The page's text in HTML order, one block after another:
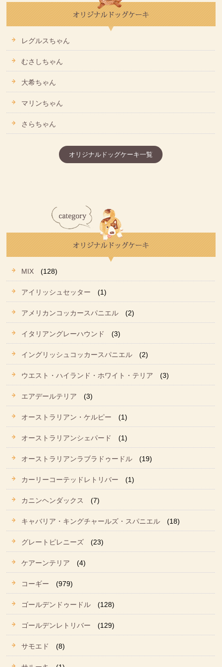
レグルスちゃん
むさしちゃん
大希ちゃん
マリンちゃん
さらちゃん
オリジナルドッグケーキ一覧
MIX (128)
アイリッシュセッター (1)
アメリカンコッカースパニエル (2)
イタリアングレーハウンド (3)
イングリッシュコッカースパニエル (2)
ウエスト・ハイランド・ホワイト・テリア (3)
エアデールテリア (3)
オーストラリアン・ケルピー (1)
オーストラリアンシェパード (1)
オーストラリアンラブラドゥードル (19)
カーリーコーテッドレトリバー (1)
カニンヘンダックス (7)
キャバリア・キングチャールズ・スパニエル (18)
グレートピレニーズ (23)
ケアーンテリア (4)
コーギー (979)
ゴールデンドゥードル (128)
ゴールデンレトリバー (129)
サモエド (8)